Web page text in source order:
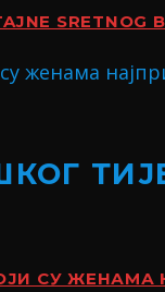
SRETNOG
СУ ЖЕНАМА